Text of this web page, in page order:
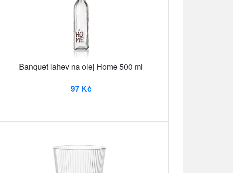
Banquet lahev na olej Home 500 ml
97 Kč